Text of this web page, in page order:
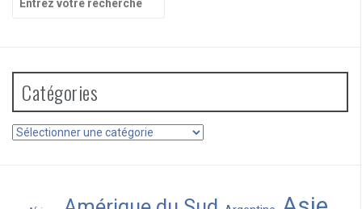
pour
Catégories
Catégories